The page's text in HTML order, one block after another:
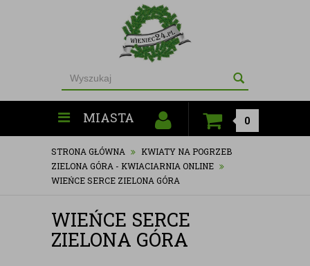
MIASTA 0
STRONA GŁÓWNA
KWIATY NA POGRZEB
ZIELONA GÓRA - KWIACIARNIA ONLINE
WIEŃCE SERCE ZIELONA GÓRA
WIEŃCE SERCE
ZIELONA GÓRA